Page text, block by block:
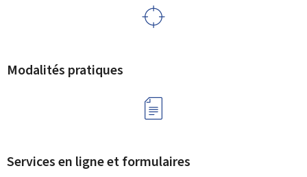
Modalités pratiques
Services en ligne et formulaires